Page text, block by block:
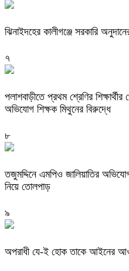
ঝিনাইদহের কালীগঞ্জে সরকারি
৭
পলাশবাড়ীতে প্রথম শ্রেণির
অভিযোগ শিক্ষক মিথুনের বিরুদ্ধে
৮
তজুমদ্দিনে এমপিও জালিয়াতির
নিয়ে তোলপাড়
৯
অপরাধী যে-ই হোক তাকে আইনের